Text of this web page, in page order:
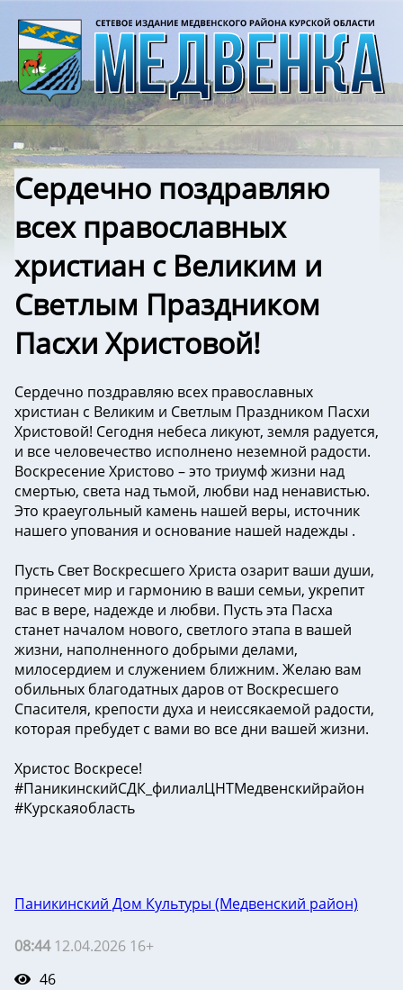
Сердечно поздравляю
всех православных
христиан с Великим и
Светлым Праздником
Пасхи Христовой!
Сердечно поздравляю всех православных
христиан с Великим и Светлым Праздником Пасхи
Христовой! Сегодня небеса ликуют, земля радуется,
и все человечество исполнено неземной радости.
Воскресение Христово – это триумф жизни над
смертью, света над тьмой, любви над ненавистью.
Это краеугольный камень нашей веры, источник
нашего упования и основание нашей надежды .
️Пусть Свет Воскресшего Христа озарит ваши души,
принесет мир и гармонию в ваши семьи, укрепит
вас в вере, надежде и любви. Пусть эта Пасха
станет началом нового, светлого этапа в вашей
жизни, наполненного добрыми делами,
милосердием и служением ближним. Желаю вам
обильных благодатных даров от Воскресшего
Спасителя, крепости духа и неиссякаемой радости,
которая пребудет с вами во все дни вашей жизни.
Христос Воскресе!
#ПаникинскийСДК_филиалЦНТМедвенскийрайон
#Курскаяобласть
Паникинский Дом Культуры (Медвенский район)
08:4412.04.2026 16+
46